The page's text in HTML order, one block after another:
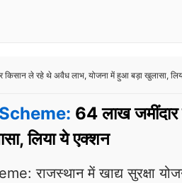
ले रहे थे अवैध लाभ, योजना में हुआ बड़ा खुलासा,
64 लाख
लिया ये एक्शन
राजस्थान में खाद्य सुरक्षा